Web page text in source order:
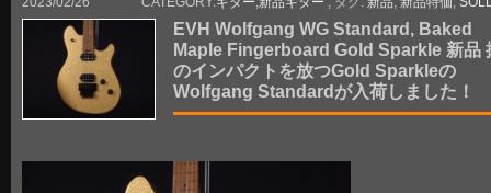
EVH Wolfgang WG Standard, Baked
Maple Fingerboard Gold Sparkle 新品
のインパクトを放つGold Sparkleの
Wolfgang Standardが入荷しました！